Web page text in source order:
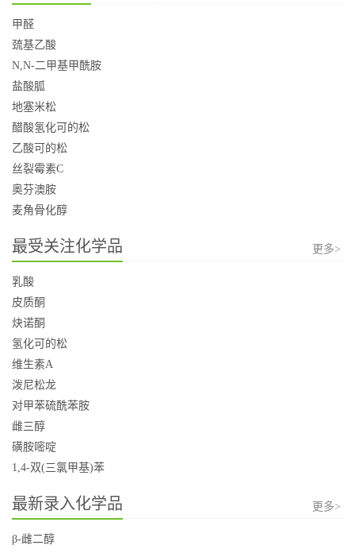
甲醛
巯基乙酸
N,N-二甲基甲酰胺
盐酸胍
地塞米松
醋酸氢化可的松
乙酸可的松
丝裂霉素C
奥芬澳胺
麦角骨化醇
最受关注化学品 更多>
乳酸
皮质酮
炔诺酮
氢化可的松
维生素A
泼尼松龙
对甲苯硫酰苯胺
雌三醇
磺胺嘧啶
1,4-双(三氯甲基)苯
最新录入化学品 更多>
β-雌二醇